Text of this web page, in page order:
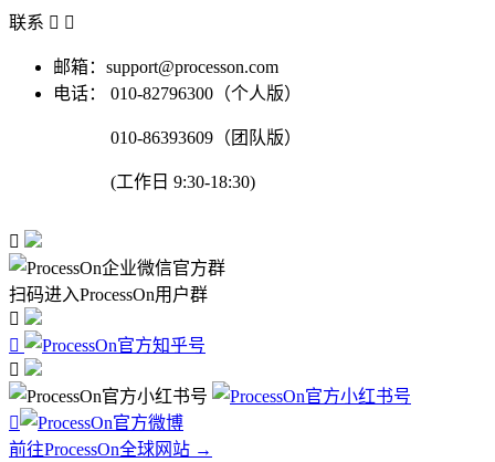
联系  
邮箱：support@processon.com
电话：
010-82796300（个人版）
010-86393609（团队版）
(工作日 9:30-18:30)

扫码进入ProcessOn用户群




前往ProcessOn全球网站 →